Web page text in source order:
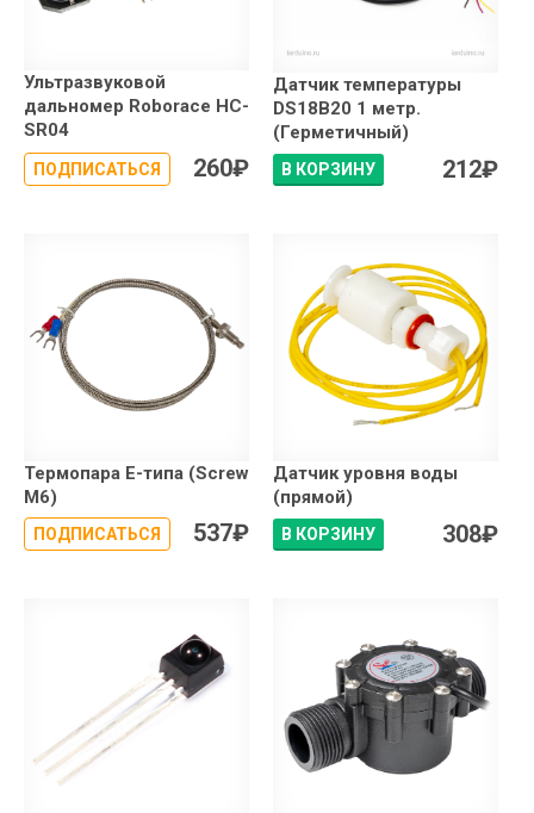
Ультразвуковой
дальномер Roborace HC-
SR04
ПОДПИСАТЬСЯ 260₽
Датчик температуры
DS18B20 1 метр.
(Герметичный)
В КОРЗИНУ 212₽
Термопара E-типа (Screw
М6)
ПОДПИСАТЬСЯ 537₽
Датчик уровня воды
(прямой)
В КОРЗИНУ 308₽